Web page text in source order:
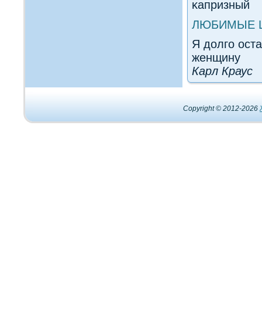
κапризный
ЛЮБИМЫЕ
Я долгο
женщину
Карл Краус
Copyright © 2012-2026